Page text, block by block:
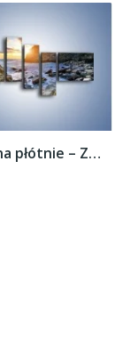
Obraz na płótnie – Zakaz kąpieli –...